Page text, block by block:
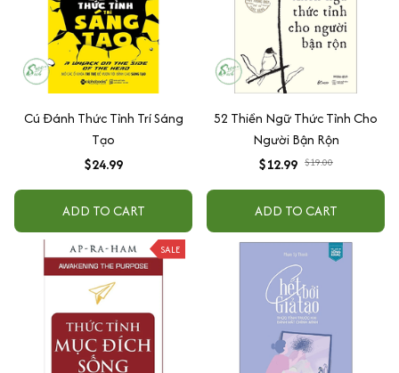
Cú Đánh Thức Tỉnh Trí Sáng
Tạo
$24.99
ADD TO CART
52 Thiền Ngữ Thức Tỉnh Cho
Người Bận Rộn
$12.99 $19.00
ADD TO CART
SALE